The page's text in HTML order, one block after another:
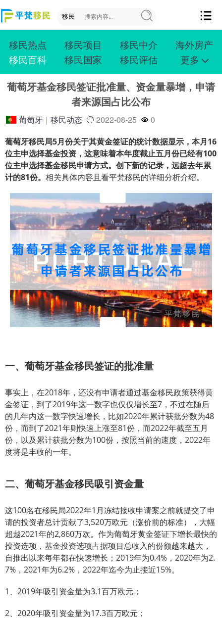
移民热点 移民项目 移民中介
海外房产
移民百科
移民国家 移民评估
更多
成功案例
投资移民 创业移民
购房移民
护照移民
技术移民 雇主移民
移民学院
葡萄牙基金移民签证批准量、资金量暴增，申请
者来源国占比公布
葡萄牙 ｜ 移民动态 2022-08-25 0
葡萄牙移民局5月份关于其黄金签证的统计数据显示，本月16
位主申选择基金投资，这意味着本年度截止五月份已经有100
位主申选择基金移民申请方式。创下新的记录，远超去年累
计的81份。 相关具体内容且看平梵移民的详细分析介绍。
一、葡萄牙基金移民签证的批准量
事实上，在2018年，还没有申请者通过基金移民政策获得黄
金签证，到了2019年这一数字也仅仅增长至7，不过在随后
的几年内这一数字快速增长，比如2020年累计获批分数为48
份，而到了2021年则快速上涨至81份，而2022年截至五月
份，以及累计获批分数为100份，按照当前的速度，2022年
度将是丰收的一年。
二、葡萄牙基金移民吸引资金量
这100名在移民局2022年1月冻结接收申请案之前就提交了申
请的投资者总计贡献了3,520万欧元（涨价前的标准），大幅
超越2021年的2,860万欧。作为葡萄牙黄金签证下增长最快的
投资选项，基金投资选项占据项目总收入的份额越来越大，
自推出以来每年都在快速增长；2019年为0.4%，2020年为2.
7%，2021年为6.2%，2022年迄今为止接近15%。
1、2019年吸引资金量为3.1百万欧元；
2、2020年吸引资金量为17.3百万欧元；